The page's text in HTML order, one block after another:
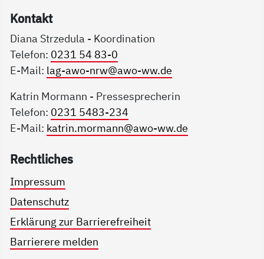
Kon­takt
Diana Strzedula - Koordination
Telefon: 0231 54 83-0
E-Mail: lag-awo-nrw@awo-ww.de
Katrin Mormann - Pressesprecherin
Telefon: 0231 5483-234
E-Mail: katrin.mormann@awo-ww.de
Recht­li­ches
Impressum
Datenschutz
Erklärung zur Barrierefreiheit
Barrierere melden